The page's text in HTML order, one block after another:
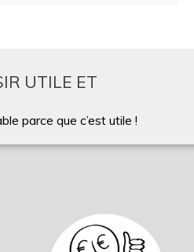
UTILE ET
parce que c’est utile !